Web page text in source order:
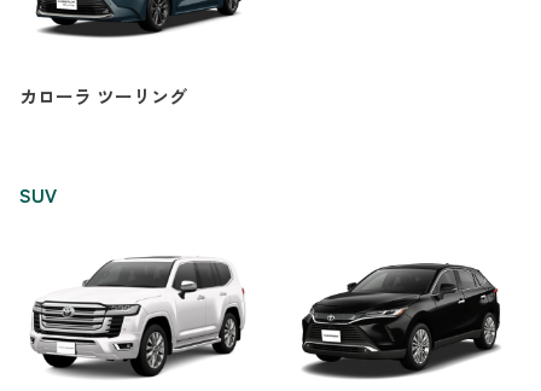
カローラ ツーリング
SUV